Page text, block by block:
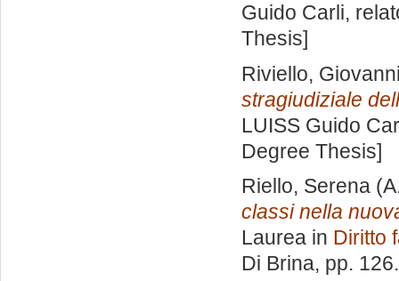
Guido Carli,
Thesis]
Riviello,
stragiudiziale
LUISS Guido
Degree Thesis]
Riello, Serena
classi nella
Laurea in Diritto
Di Brina, pp.